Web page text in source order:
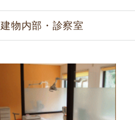
建物内部・診察室